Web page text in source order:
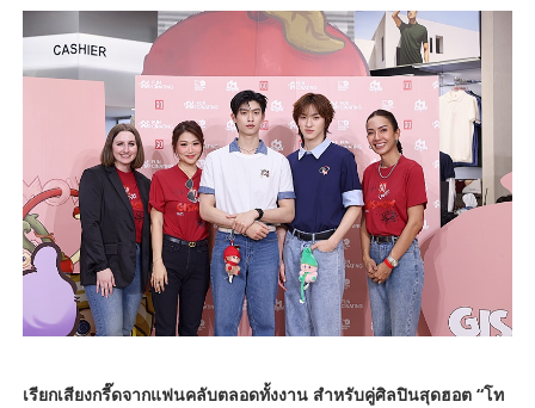
เรียกเสียงกรี๊ดจากแฟนคลับตลอดทั้งงาน สำหรับคู่ศิลปินสุดฮอต “โท